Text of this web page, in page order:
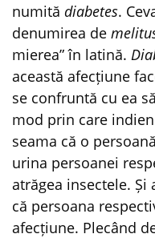
numită diabetes.
denumirea de
mierea” în latină.
această afecțiune
se confruntă cu ea
mod prin care
seama că o
urina persoanei
atrăgea insectele. Și
că persoana
afecțiune. Plecând